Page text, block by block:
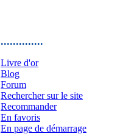
..............
Livre d'or
Blog
Forum
Rechercher sur le site
Recommander
En favoris
En page de démarrage